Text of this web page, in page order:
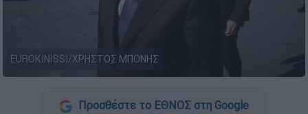
EUROKINISSI/ΧΡΗΣΤΟΣ ΜΠΟΝΗΣ
Προσθέστε το ΕΘΝΟΣ στη Google